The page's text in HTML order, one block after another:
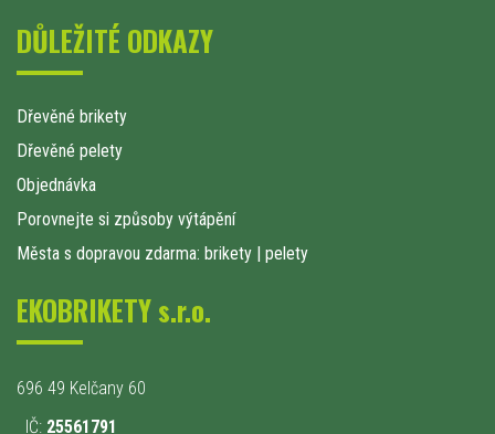
DŮLEŽITÉ ODKAZY
Dřevěné brikety
Dřevěné pelety
Objednávka
Porovnejte si způsoby výtápění
Města s dopravou zdarma: brikety | pelety
EKOBRIKETY s.r.o.
696 49 Kelčany 60
IČ: 25561791